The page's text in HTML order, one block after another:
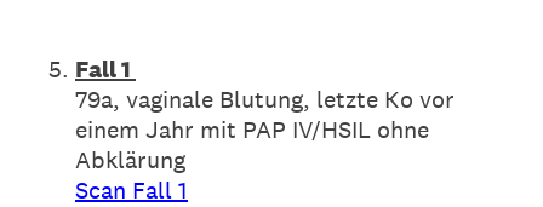
5. Fall 1
79a, vaginale Blutung, letzte Ko vor
einem Jahr mit PAP IV/HSIL ohne
Abklärung
Scan Fall 1